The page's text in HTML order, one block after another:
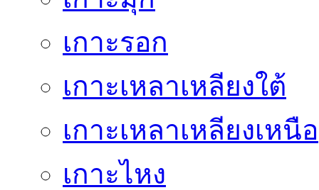
เกาะรอก
เกาะเหลาเหลียงใต้
เกาะเหลาเหลียงเหนือ
เกาะไหง